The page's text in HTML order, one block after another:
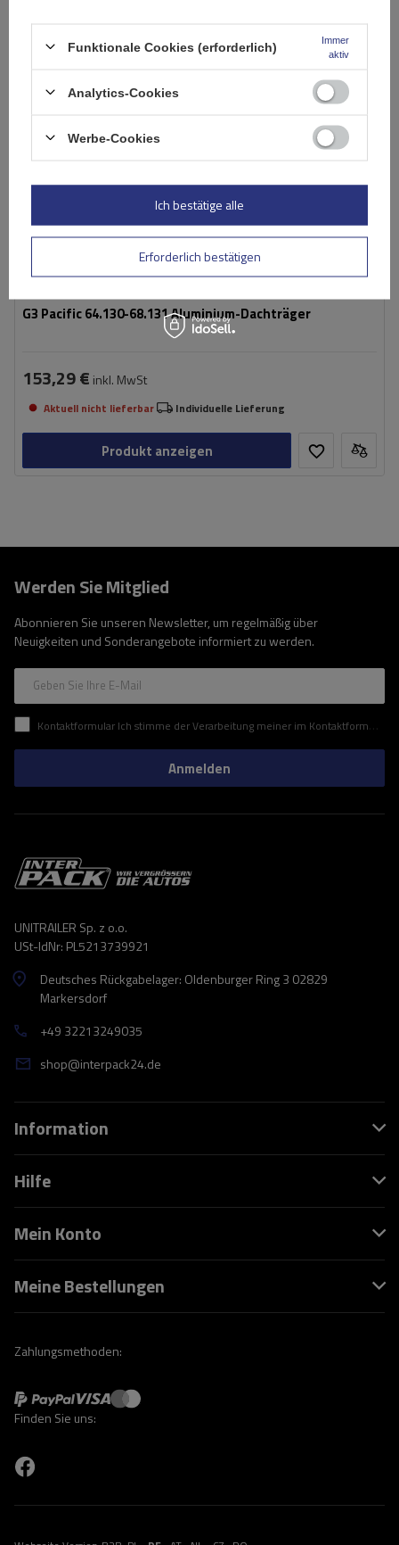
AUSVERKAUFT
G3 Pacific 64.130-68.131 Aluminium-Dachträger
153,29 € inkl. MwSt
Aktuell nicht lieferbar Individuelle Lieferung
Produkt anzeigen
Werden Sie Mitglied
Abonnieren Sie unseren Newsletter, um regelmäßig über
Neuigkeiten und Sonderangebote informiert zu werden.
Geben Sie Ihre E-Mail
Kontaktformular Ich stimme der Verarbeitung meiner im Kontaktformular enthaltenen personenbezogenen Daten gemäß der Verordnung (EU) des Europäischen Parlaments und des Rates zu.
Anmelden
UNITRAILER Sp. z o.o.
USt-IdNr: PL5213739921
Deutsches Rückgabelager: Oldenburger Ring 3 02829
Markersdorf
+49 32213249035
shop@interpack24.de
Information
Hilfe
Mein Konto
Meine Bestellungen
Zahlungsmethoden:
Finden Sie uns:
Funktionale Cookies (erforderlich)
Immer
aktiv
Analytics-Cookies
Werbe-Cookies
Erforderlich bestätigen
Ich bestätige alle